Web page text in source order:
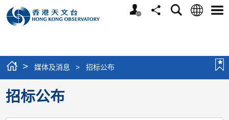
个
分
搜
语
选
> 媒体及消息 > 招标公布
招标公布